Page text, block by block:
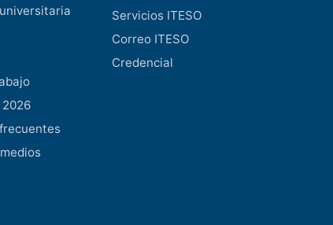
Servicios ITESO
Correo ITESO
Credencial